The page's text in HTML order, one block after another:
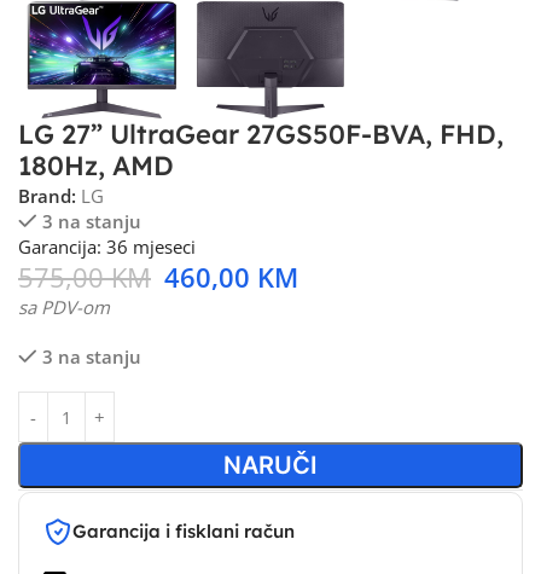
LG 27” UltraGear 27GS50F-BVA, FHD,
180Hz, AMD
Brand: LG
3 na stanju
Garancija: 36 mjeseci
575,00KM 460,00 KM
sa PDV-om
3 na stanju
NARUČI
Garancija i fisklani račun